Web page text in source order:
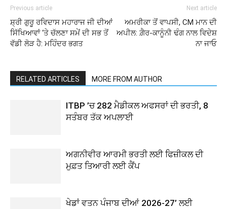
Previous article
ਸ਼੍ਰੀ ਗੁਰੂ ਰਵਿਦਾਸ ਮਹਾਰਾਜ ਜੀ ਦੀਆਂ
ਸਿੱਖਿਆਵਾਂ ‘ਤੇ ਚੱਲਣਾ ਸਮੇਂ ਦੀ ਸਭ ਤੋਂ
ਵੱਡੀ ਲੋੜ ਹੈ: ਮਹਿੰਦਰ ਭਗਤ
Next article
ਅਮਰੀਕਾ ਤੋਂ ਵਾਪਸੀ, CM ਮਾਨ ਦੀ
ਅਪੀਲ: ਗ਼ੈਰ-ਕਾਨੂੰਨੀ ਢੰਗ ਨਾਲ ਵਿਦੇਸ਼
ਨਾ ਜਾਓ
RELATED ARTICLES MORE FROM AUTHOR
ITBP ’ਚ 282 ਮੈਡੀਕਲ ਅਫਸਰਾਂ ਦੀ ਭਰਤੀ, 8
ਸਤੰਬਰ ਤੱਕ ਅਪਲਾਈ
ਅਗਨੀਵੀਰ ਆਰਮੀ ਭਰਤੀ ਲਈ ਫਿਜ਼ੀਕਲ ਦੀ
ਮੁਫ਼ਤ ਤਿਆਰੀ ਲਈ ਕੈਂਪ
ਖੇਡਾਂ ਵਤਨ ਪੰਜਾਬ ਦੀਆਂ 2026-27’ ਲਈ